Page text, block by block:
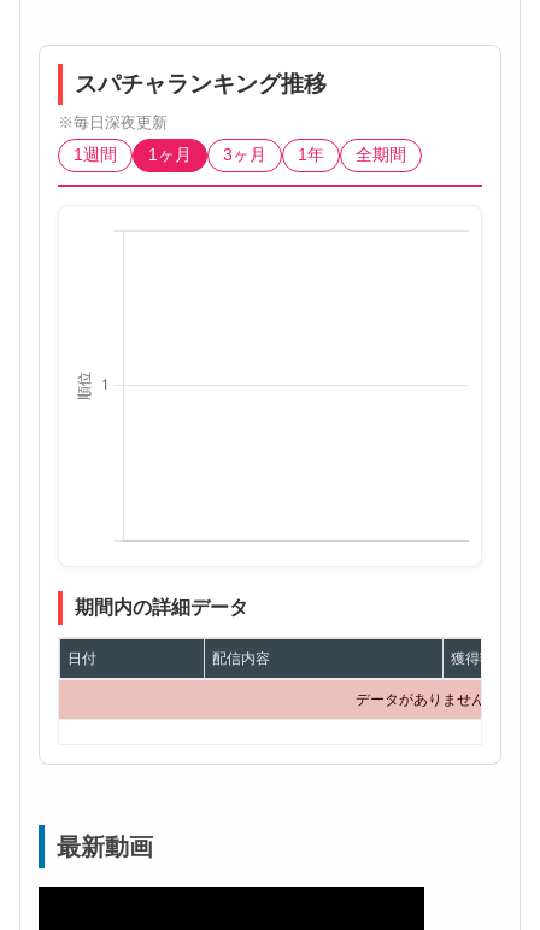
スパチャランキング推移
※毎日深夜更新
1週間
1ヶ月 3ヶ月 1年 全期間
期間内の詳細データ
日付 配信内容 獲得額
データがありません
最新動画